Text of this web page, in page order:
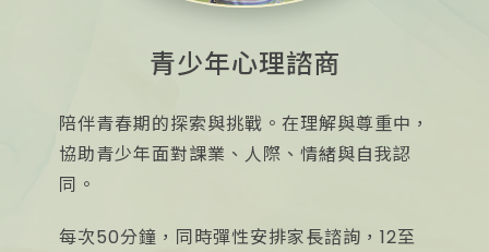
青少年心理諮商
陪伴青春期的探索與挑戰。在理解與尊重中，
協助青少年面對課業、人際、情緒與自我認
同。
每次50分鐘，同時彈性安排家長諮詢，12至